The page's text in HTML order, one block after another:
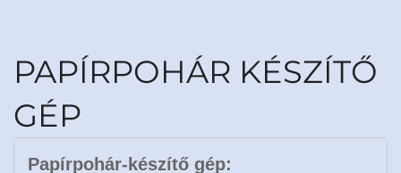
PAPÍRPOHÁR KÉSZÍTŐ
GÉP
Papírpohár-készítő gép: